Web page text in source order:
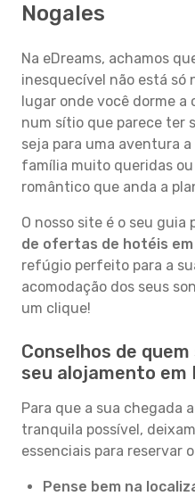
Nogales
Na eDreams, achamos
inesquecível não está só
lugar onde você dorme a
num sítio que parece ter
seja para uma aventura
família muito queridas
romântico que anda a
O nosso site é o seu guia
de ofertas de hotéis em
refúgio perfeito para a
acomodação dos seus
um clique!
Conselhos de
seu alojamento em
Para que a sua chegada
tranquila possível,
essenciais para reservar
Pense bem na